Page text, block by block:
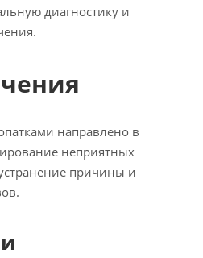
диагностику и
направлено в
неприятных
причины и